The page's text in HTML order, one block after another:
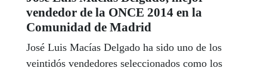
vendedor de la ONCE 2014 en la
Comunidad de Madrid
José Luis Macías Delgado ha sido uno de los
veintidós vendedores seleccionados como los